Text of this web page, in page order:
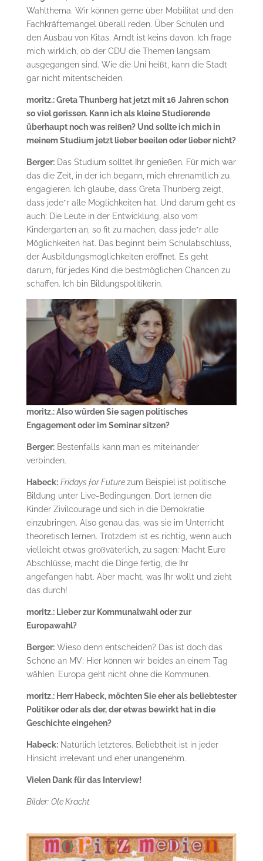
Wahlthema. Wir können gerne über Mobilität und den
Fachkräftemangel überall reden. Über Schulen und
den Ausbau von Kitas. Arndt ist keins davon. Ich frage
mich wirklich, ob der CDU die Themen langsam
ausgegangen sind. Wie die Uni heißt, kann die Stadt
gar nicht mitentscheiden.
moritz.: Greta Thunberg hat jetzt mit 16 Jahren schon
so viel gerissen. Kann ich als kleine Studierende
überhaupt noch was reißen? Und sollte ich mich in
meinem Studium jetzt lieber beeilen oder lieber nicht?
Berger:Das Studium solltet Ihr genießen. Für mich war
das die Zeit, in der ich begann, mich ehrenamtlich zu
engagieren. Ich glaube, dass Greta Thunberg zeigt,
dass jede*r alle Möglichkeiten hat. Und darum geht es
auch: Die Leute in der Entwicklung, also vom
Kindergarten an, so fit zu machen, dass jede*r alle
Möglichkeiten hat. Das beginnt beim Schulabschluss,
der Ausbildungsmöglichkeiten eröffnet. Es geht
darum, für jedes Kind die bestmöglichen Chancen zu
schaffen. Ich bin Bildungspolitikerin.
moritz.: Also würden Sie sagen politisches
Engagement oder im Seminar sitzen?
Berger:Bestenfalls kann man es miteinander
verbinden.
Habeck: Fridays for Futurezum Beispiel ist politische
Bildung unter Live-Bedingungen. Dort lernen die
Kinder Zivilcourage und sich in die Demokratie
einzubringen. Also genau das, was sie im Unterricht
theoretisch lernen. Trotzdem ist es richtig, wenn auch
vielleicht etwas großväterlich, zu sagen: Macht Eure
Abschlüsse, macht die Dinge fertig, die Ihr
angefangen habt. Aber macht, was Ihr wollt und zieht
das durch!
moritz.: Lieber zur Kommunalwahl oder zur
Europawahl?
Berger:Wieso denn entscheiden? Das ist doch das
Schöne an MV: Hier können wir beides an einem Tag
wählen. Europa geht nicht ohne die Kommunen.
moritz.: Herr Habeck, möchten Sie eher als beliebtester
Politiker oder als der, der etwas bewirkt hat in die
Geschichte eingehen?
Habeck:Natürlich letzteres. Beliebtheit ist in jeder
Hinsicht irrelevant und eher unangenehm.
Vielen Dank für das Interview!
Bilder: Ole Kracht